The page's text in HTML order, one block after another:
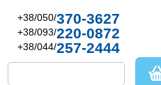
+38/050/370-3627
+38/093/220-0872
+38/044/257-2444